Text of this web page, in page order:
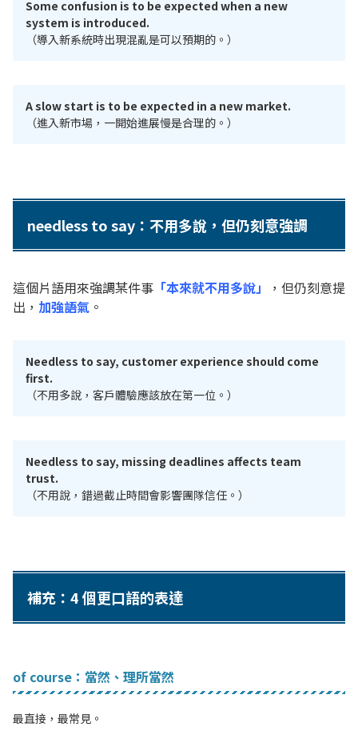
Some confusion is to be expected when a new
system is introduced.
（導入新系統時出現混亂是可以預期的。）
A slow start is to be expected in a new market.
（進入新市場，一開始進展慢是合理的。）
needless to say：不用多說，但仍刻意強調
這個片語用來強調某件事 「本來就不用多說」
，但仍刻意提
出， 加強語氣 。
Needless to say, customer experience should come
first.
（不用多說，客戶體驗應該放在第一位。）
Needless to say, missing deadlines affects team
trust.
（不用說，錯過截止時間會影響團隊信任。）
補充：4 個更口語的表達
of course：當然、理所當然
最直接，最常見。